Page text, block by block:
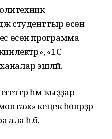
студенттыр өсөн
өсөн программа
«1С
эшләй.
һәм ҡыҙҙар
кеңек һөнәрҙәр
ала һ.б.